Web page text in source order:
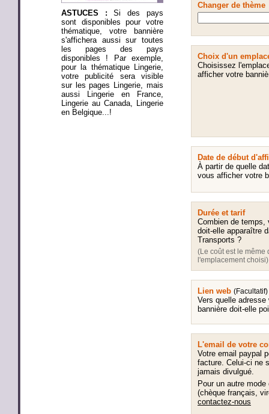
ASTUCES : Si des pays
sont disponibles pour votre
thématique, votre bannière
s'affichera aussi sur toutes
les pages des pays
disponibles ! Par exemple,
pour la thématique Lingerie,
votre publicité sera visible
sur les pages Lingerie, mais
aussi Lingerie en France,
Lingerie au Canada, Lingerie
en Belgique...!
Changer de thème
Choix d'un
Choisissez
afficher votre
Date de début
À partir de quelle
vous afficher votre
Durée et tarif
Combien de temps,
doit-elle apparaître
Transports ?
(Le coût est le même
l'emplacement choisi)
Lien web (Facultatif)
Vers quelle adresse
bannière doit-elle
L'email de votre
Votre email paypal
facture. Celui-ci ne
jamais divulgué.
Pour un autre mode
(chèque français,
contactez-nous